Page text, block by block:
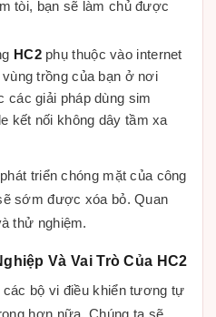
tòi, bạn sẽ làm chủ được
HC2phụ thuộc vào internet
trồng của bạn ở nơi
các giải pháp dùng sim
kết nối không dây tầm xa
triển chóng mặt của công
sớm được xóa bỏ. Quan
thử nghiệm.
Và Vai Trò Của HC2
các bộ vi điều khiển tương tự
hơn nữa. Chúng ta sẽ